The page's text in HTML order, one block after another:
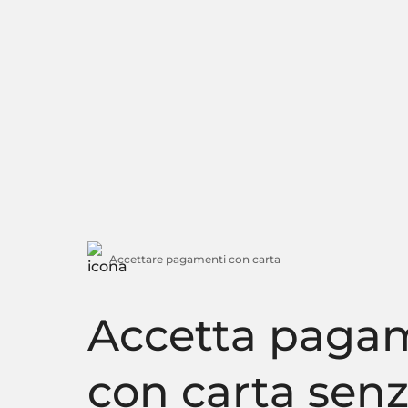
Accettare pagamenti con carta
Accetta
con carta